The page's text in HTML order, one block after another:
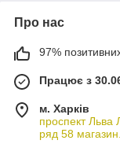
Про нас
97% позитивних
Працює з
м. Харків
проспект
ряд 58